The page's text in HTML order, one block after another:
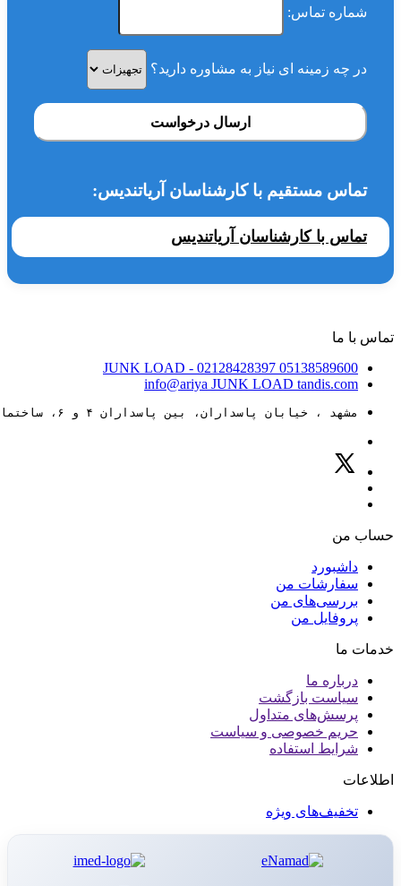
شماره تماس:
در چه زمینه ای نیاز به مشاوره دارید؟
ارسال درخواست
تماس مستقیم با کارشناسان آریاتندیس:
تماس با کارشناسان آریاتندیس
تماس با ما
05138589600
JUNK LOAD - 02128428397
info@ariya JUNK LOAD tandis.com
مشهد ، خیابان پاسداران، بین پاسداران ۴ و ۶، ساختمان ۸۸
حساب من
داشبورد
سفارشات من
بررسی‌های من
پروفایل من
خدمات ما
درباره ما
سیاست بازگشت
پرسش‌های متداول
حریم خصوصی و سیاست
شرایط استفاده
اطلاعات
تخفیف‌های ویژه